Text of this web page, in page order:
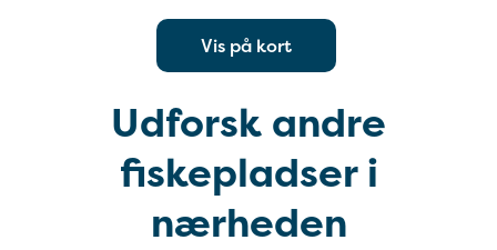
Vis på kort
Udforsk andre
fiskepladser i
nærheden